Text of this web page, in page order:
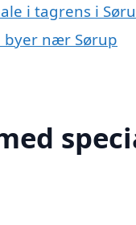
i tagrens i
byer nær Sørup